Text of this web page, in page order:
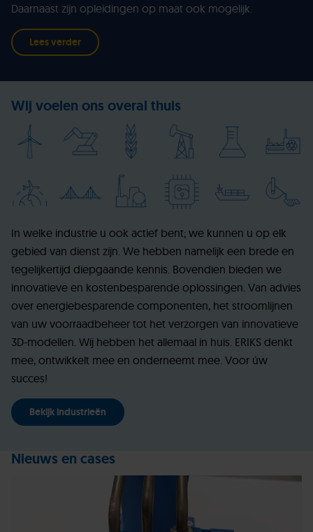
Daarnaast zijn opleidingen op maat ook mogelijk.
Lees verder
Wij voelen ons overal thuis
In welke industrie u ook actief bent; we kunnen u op elk
gebied van dienst zijn. We hebben namelijk een brede en
tegelijkertijd diepgaande kennis. Bovendien bieden we
innovatieve en kostenbesparende oplossingen. Van advies
over energiebesparende componenten, het stroomlijnen
van uw voorraadbeheer tot het verzorgen van innovatieve
3D-modellen. Wij hebben het allemaal in huis. ERIKS denkt
mee, ontwikkelt mee en onderneemt mee. Voor úw
succes!
Bekijk industrieën
Nieuws en cases